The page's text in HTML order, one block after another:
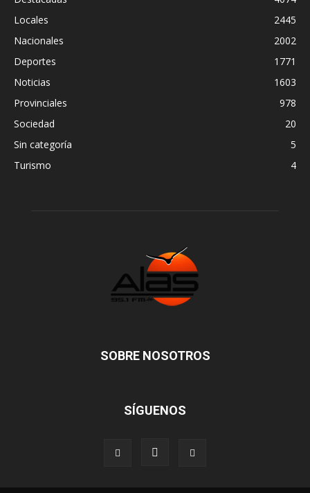
Locales
2445
Nacionales
2002
Deportes
1771
Noticias
1603
Provinciales
978
Sociedad
20
Sin categoría
5
Turismo
4
SOBRE NOSOTROS
SÍGUENOS